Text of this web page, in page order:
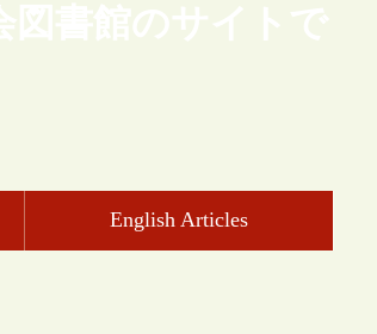
図書館のサイトで
English Articles